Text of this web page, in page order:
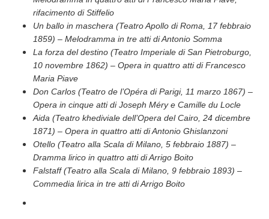
rifacimento di Stiffelio
Un ballo in maschera (Teatro Apollo di Roma, 17 febbraio
1859) – Melodramma in tre atti di Antonio Somma
La forza del destino (Teatro Imperiale di San Pietroburgo,
10 novembre 1862) – Opera in quattro atti di Francesco
Maria Piave
Don Carlos (Teatro de l’Opéra di Parigi, 11 marzo 1867) –
Opera in cinque atti di Joseph Méry e Camille du Locle
Aida (Teatro khediviale dell’Opera del Cairo, 24 dicembre
1871) – Opera in quattro atti di Antonio Ghislanzoni
Otello (Teatro alla Scala di Milano, 5 febbraio 1887) –
Dramma lirico in quattro atti di Arrigo Boito
Falstaff (Teatro alla Scala di Milano, 9 febbraio 1893) –
Commedia lirica in tre atti di Arrigo Boito